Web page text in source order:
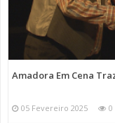
Amadora Em Cena
05 Fevereiro 2025 0